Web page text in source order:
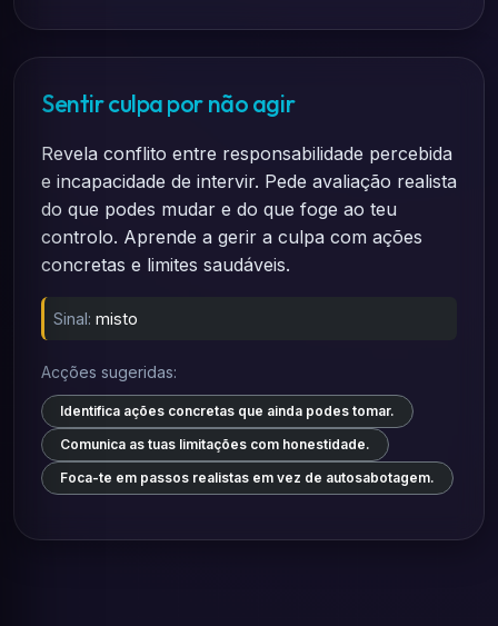
Sentir culpa por não agir
Revela conflito entre responsabilidade percebida
e incapacidade de intervir. Pede avaliação realista
do que podes mudar e do que foge ao teu
controlo. Aprende a gerir a culpa com ações
concretas e limites saudáveis.
Sinal: misto
Acções sugeridas:
Identifica ações concretas que ainda podes tomar.
Comunica as tuas limitações com honestidade.
Foca-te em passos realistas em vez de autosabotagem.